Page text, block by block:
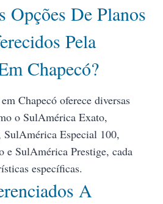
Opções De Planos
Pela
Chapecó?
Chapecó oferece diversas
o SulAmérica Exato,
Especial 100,
e SulAmérica Prestige, cada
específicas.
A